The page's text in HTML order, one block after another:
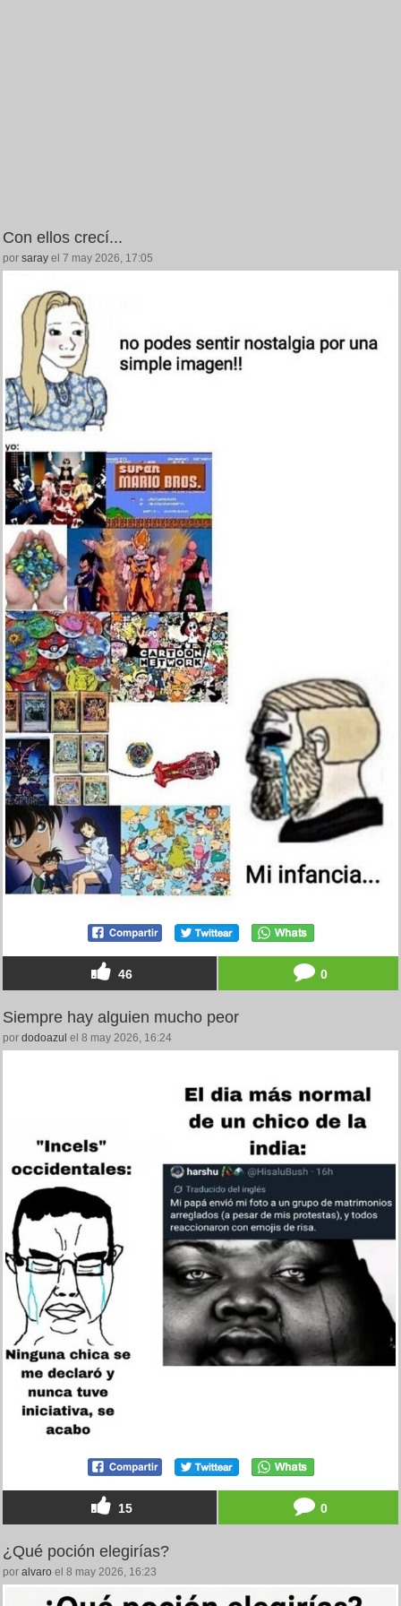
Con ellos crecí...
por saray el 7 may 2026, 17:05
46 0
Siempre hay alguien mucho peor
por dodoazul el 8 may 2026, 16:24
15 0
¿Qué poción elegirías?
por alvaro el 8 may 2026, 16:23